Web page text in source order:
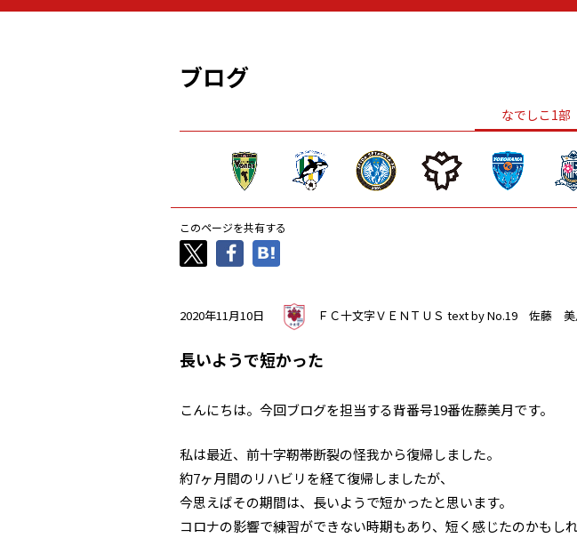
- - - -
ブログ
なでしこ1部
このページを共有する
2020年11月10日 ＦＣ十文字ＶＥＮＴＵＳ text by No.19 佐藤 美
長いようで短かった
こんにちは。今回ブログを担当する背番号19番佐藤美月です。
私は最近、前十字靭帯断裂の怪我から復帰しました。
約7ヶ月間のリハビリを経て復帰しましたが、
今思えばその期間は、長いようで短かったと思います。
コロナの影響で練習ができない時期もあり、短く感じたのかもしれ